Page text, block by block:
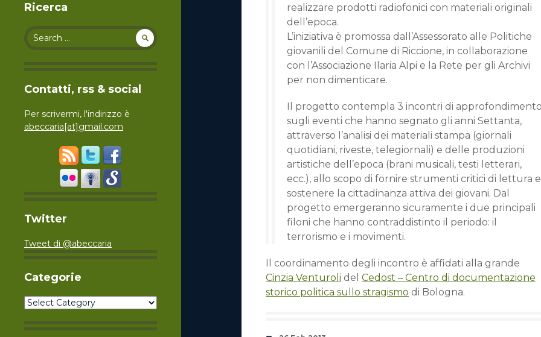
Ricerca
Search for:
Contatti, rss & social
Per scrivermi, l'indirizzo è
abeccaria[at]gmail.com
Twitter
Tweet di @abeccaria
Categorie
Categorie
realizzare prodotti radiofonici con materiali originali
dell’epoca.
L’iniziativa è promossa dall’Assessorato alle Politiche
giovanili del Comune di Riccione, in collaborazione
con l’Associazione Ilaria Alpi e la Rete per gli Archivi
per non dimenticare.
Il progetto contempla 3 incontri di
sugli eventi che hanno segnato gli anni Settanta,
attraverso l’analisi dei materiali stampa (giornali
quotidiani, riveste, telegiornali) e delle produzioni
artistiche dell’epoca (brani musicali, testi letterari,
ecc.), allo scopo di fornire strumenti critici di lettura e
sostenere la cittadinanza attiva dei giovani. Dal
progetto emergeranno sicuramente i due principali
filoni che hanno contraddistinto il periodo: il
terrorismo e i movimenti.
Il coordinamento degli incontro è affidati alla grande
Cinzia Venturoli del Cedost – Centro di documentazione
storico politica sullo stragismo di Bologna.